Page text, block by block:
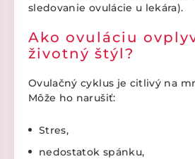
sledovanie ovulácie u lekára).
Ako ovuláciu
životný štýl?
Ovulačný cyklus je citlivý na
Môže ho narušiť:
Stres,
nedostatok spánku,